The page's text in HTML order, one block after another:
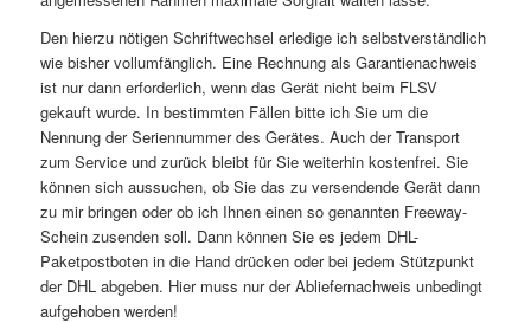
Den hierzu nötigen Schriftwechsel erledige ich selbstverständlich
wie bisher vollumfänglich. Eine Rechnung als Garantienachweis
ist nur dann erforderlich, wenn das Gerät nicht beim FLSV
gekauft wurde. In bestimmten Fällen bitte ich Sie um die
Nennung der Seriennummer des Gerätes. Auch der Transport
zum Service und zurück bleibt für Sie weiterhin kostenfrei. Sie
können sich aussuchen, ob Sie das zu versendende Gerät dann
zu mir bringen oder ob ich Ihnen einen so genannten Freeway-
Schein zusenden soll. Dann können Sie es jedem DHL-
Paketpostboten in die Hand drücken oder bei jedem Stützpunkt
der DHL abgeben. Hier muss nur der Abliefernachweis unbedingt
aufgehoben werden!